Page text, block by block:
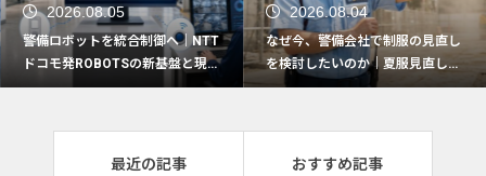
2026.08.05
警備ロボットを統合制御へ｜NTT
ドコモ発ROBOTSの新基盤と現場
活用の5つの観点
2026.08.04
なぜ今、警備会社で制服の見直し
を検討したいのか｜夏服見直しで
押さえたい実務ポイント
最近の記事 おすすめ記事